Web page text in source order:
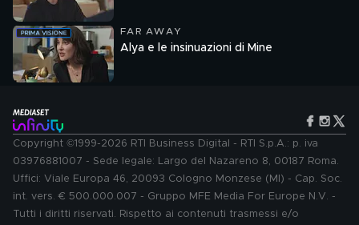
FAR AWAY
Alya e le insinuazioni di Mine
Copyright ©1999-2026 RTI Business Digital - RTI S.p.A.: p. iva
03976881007 - Sede legale: Largo del Nazareno 8, 00187 Roma.
Uffici: Viale Europa 46, 20093 Cologno Monzese (MI) - Cap. Soc.
int. vers. € 500.000.007 - Gruppo MFE Media For Europe N.V. -
Tutti i diritti riservati. Rispetto ai contenuti trasmessi e/o